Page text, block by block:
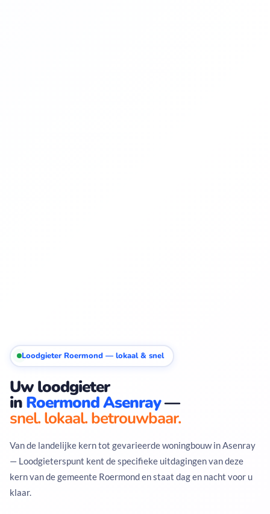
Loodgieter Roermond — lokaal & snel
Uw loodgieter
in Roermond Asenray—
snel. lokaal. betrouwbaar.
Van de landelijke kern tot gevarieerde woningbouw in Asenray
— Loodgieterspunt kent de specifieke uitdagingen van deze
kern van de gemeente Roermond en staat dag en nacht voor u
klaar.